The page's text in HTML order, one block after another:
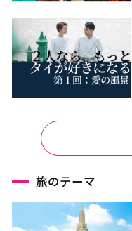
チャアム（ペッチャブリ
ー）
チャイナート
ラーチャブリー
サラブリー
スパンブリー
旅のテーマ